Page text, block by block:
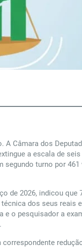
Câmara dos
a escala de
segundo turno por
de 2026, indicou que
dos seus reais
e o pesquisador a